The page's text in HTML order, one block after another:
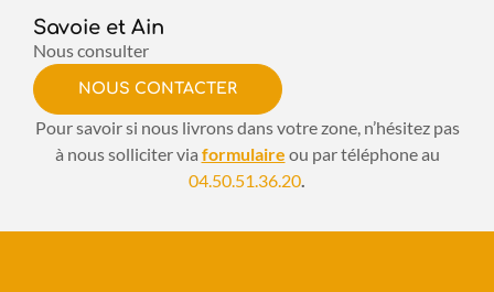
Savoie et Ain
Nous consulter
NOUS CONTACTER
Pour savoir si nous livrons dans votre zone, n’hésitez pas
à nous solliciter via formulaire ou par téléphone au
04.50.51.36.20